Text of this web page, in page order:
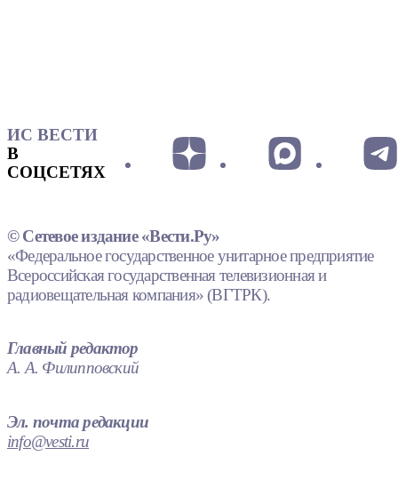
ИС ВЕСТИ
В
СОЦСЕТЯХ
© Сетевое издание «Вести.Ру»
«Федеральное государственное унитарное предприятие
Всероссийская государственная телевизионная и
радиовещательная компания» (ВГТРК).
Главный редактор
А. А. Филипповский
Эл. почта редакции
info@vesti.ru